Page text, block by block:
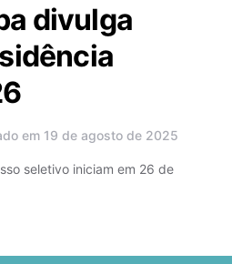
divulga
em 19 de agosto de 2025
seletivo iniciam em 26 de